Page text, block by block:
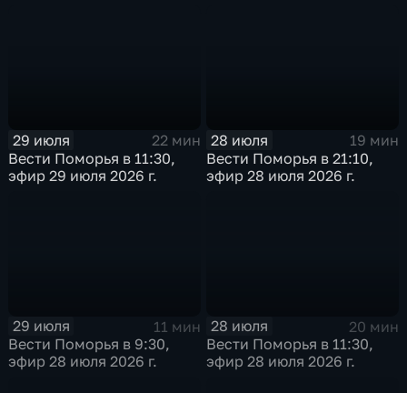
29 июля
22 мин
Вести Поморья в 11:30,
эфир 29 июля 2026 г.
28 июля
19 мин
Вести Поморья в 21:10,
эфир 28 июля 2026 г.
29 июля
11 мин
Вести Поморья в 9:30,
эфир 28 июля 2026 г.
28 июля
20 мин
Вести Поморья в 11:30,
эфир 28 июля 2026 г.